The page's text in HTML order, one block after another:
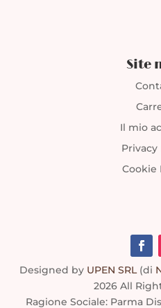
Site
Il mio
Privacy
Cookie
Designed by UPEN SRL(di
2026 All
Ragione Sociale: Parma